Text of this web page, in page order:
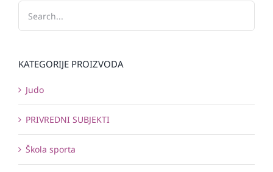
KATEGORIJE PROIZVODA
Judo
PRIVREDNI SUBJEKTI
Škola sporta